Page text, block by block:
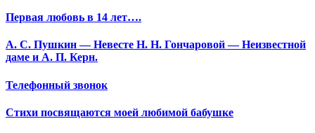
Первая любовь в 14 лет….
А. С. Пушкин — Невесте Н. Н. Гончаровой — Неизвестной
даме и А. П. Керн.
Телефонный звонок
Стихи посвящаются моей любимой бабушке